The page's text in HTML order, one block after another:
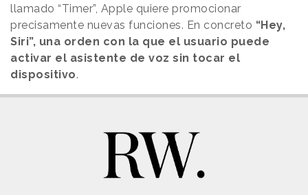
llamado “Timer”, Apple quiere promocionar
precisamente nuevas funciones. En concreto “Hey,
Siri”, una orden con la que el usuario puede
activar el asistente de voz sin tocar el
dispositivo.